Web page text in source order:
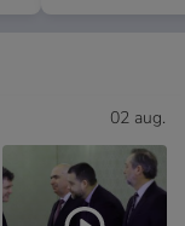
02 aug.